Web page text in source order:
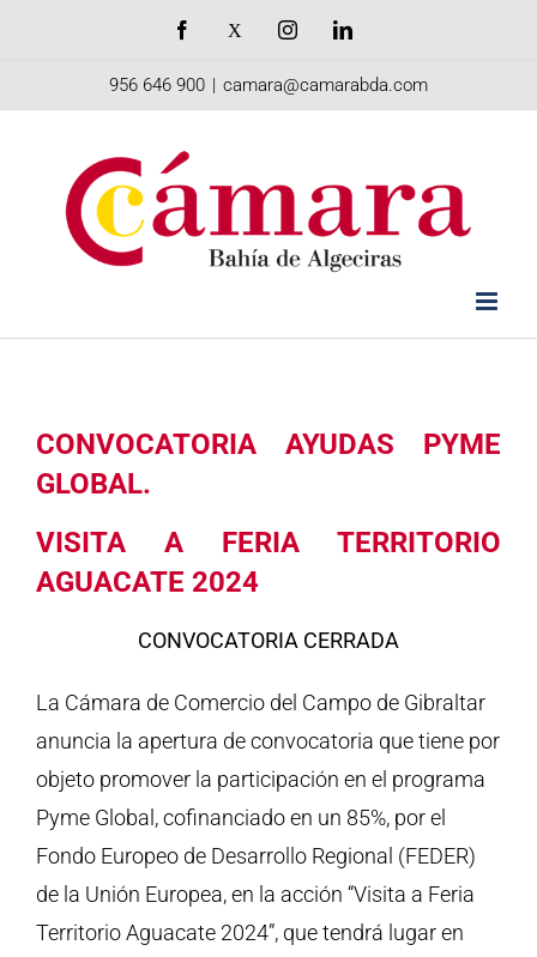
Facebook InstagramLinkedIn
956 646 900 | camara@camarabda.com
CONVOCATORIA AYUDAS PYME
GLOBAL.
VISITA A FERIA TERRITORIO
AGUACATE 2024
CONVOCATORIA CERRADA
La Cámara de Comercio del Campo de Gibraltar
anuncia la apertura de convocatoria que tiene por
objeto promover la participación en el programa
Pyme Global, cofinanciado en un 85%, por el
Fondo Europeo de Desarrollo Regional (FEDER)
de la Unión Europea, en la acción “Visita a Feria
Territorio Aguacate 2024”, que tendrá lugar en